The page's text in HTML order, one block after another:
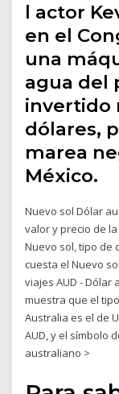
l actor
en el
una
agua del
invertido
dólares,
marea
México.
Nuevo sol Dólar
valor y precio de
Nuevo sol, tipo de
cuesta el Nuevo
viajes AUD - Dólar
muestra que el
Australia es el de
AUD, y el símbolo
australiano >